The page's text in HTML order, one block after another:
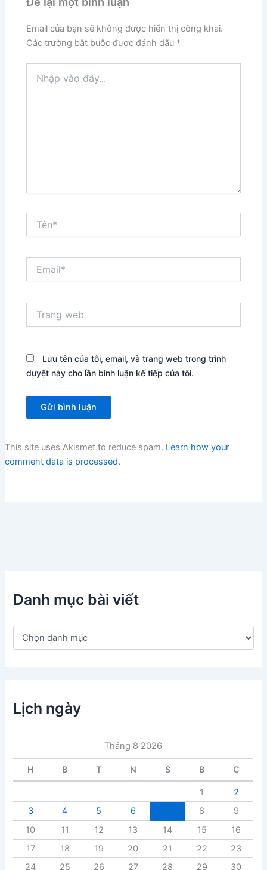
Email của bạn sẽ không được hiển thị công khai.
Các trường bắt buộc được đánh dấu *
vào
web
Lưu tên của tôi, email, và trang web trong trình
duyệt này cho lần bình luận kế tiếp của tôi.
This site uses Akismet to reduce spam. Learn how your
comment data is processed.
Danh mục bài viết
D
c
b
i
Lịch ngày
Tháng 8 2026
H B T N S B C
1
2
3
4 5 6 8
9
10
11 12 13 14 15
16
17
18 19 20 21 22
23
24
25 26 27 28 29 30